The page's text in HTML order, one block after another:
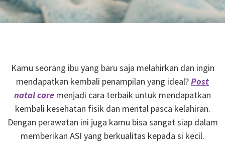
Kamu seorang ibu yang baru saja melahirkan dan ingin
mendapatkan kembali penampilan yang ideal?Post
natal care menjadi cara terbaik untuk mendapatkan
kembali kesehatan fisik dan mental pasca kelahiran.
Dengan perawatan ini juga kamu bisa sangat siap dalam
memberikan ASI yang berkualitas kepada si kecil.